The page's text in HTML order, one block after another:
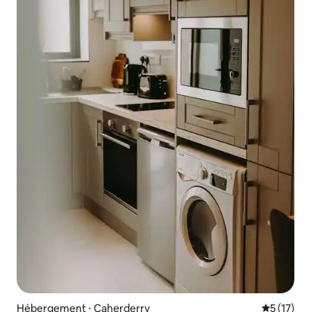
Hébergement ⋅ Caherderry
5 (17)